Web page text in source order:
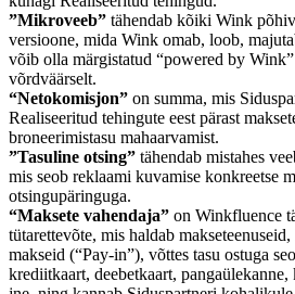
”Mikroveeb” tähendab kõiki Wink
versioone, mida Wink omab, loob,
võib olla märgistatud “powered by
võrdväärselt.
“Netokomisjon” on summa, mis
Realiseeritud tehingute eest pärast
broneerimistasu mahaarvamist.
”Tasuline otsing” tähendab mistahes
mis seob reklaami kuvamise konkreetse
otsingupäringuga.
“Maksete vahendaja” on Winkfluence
tütarettevõte, mis haldab
makseid (“Pay-in”), võttes tasu ostuga
krediitkaart, deebetkaart,